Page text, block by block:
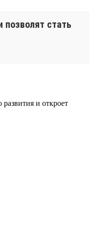
позволят стать
и откроет